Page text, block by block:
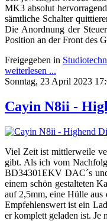
MK3 absolut
sämtliche Schalter
Die Anordnung der
Position an der Front des
Freigegeben in
weiterlesen ...
Sonntag, 23 April 2023
Cayin N8ii -
Viel Zeit ist mittlerweile
gibt. Als ich vom
BD34301EKV DAC´s
einem schön gestalteten
auf 2,5mm, eine Hülle
Empfehlenswert ist ein
er komplett geladen ist. Je